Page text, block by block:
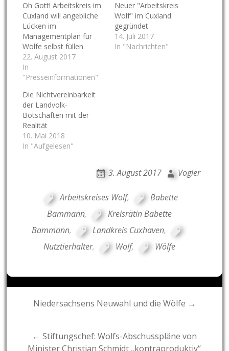
Oh Gott! Arbeitskreis im
Cuxland will angebliche
Lücken im
Managementplan für
Wölfe selbst füllen
22. August 2017
In
"Presseinformationen"
Neuer "Arbeitskreis
Wolf" im Cuxland
gegründet
14. Juli 2017
In "Nachrichten"
Die Nichtvereinbarkeit
der Landvolk-
Botschaften mit der
Realität
10. Mai 2018
In "Aufgelesen"
3. August 2017 Vogler
Arbeitskreises Wolf,
Babette
Bammann,
Kreisrätin Babette
Bammann, Landkreis Cuxhaven,
Nutztierhalter, Wolf, Wölfe
PostNiedersachsens Neuwahl und die Wölfe →
← Stiftungschef: Wolfs-Abschusspläne von
Minister Christian Schmidt „kontraproduktiv“